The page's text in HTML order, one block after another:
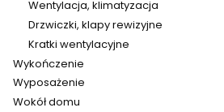
Wentylacja, klimatyzacja
Drzwiczki, klapy rewizyjne
Kratki wentylacyjne
Wykończenie
Wyposażenie
Wokół domu